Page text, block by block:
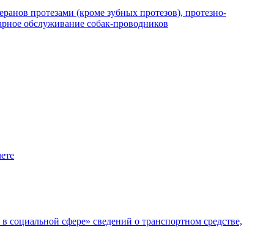
протезами (кроме зубных протезов), протезно-
обслуживание собак-проводников
сфере» сведений о транспортном средстве,